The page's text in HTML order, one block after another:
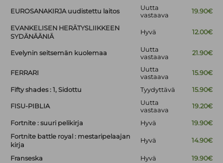
EUROSANAKIRJA uudistettu laitos
Uutta
vastaava
19.90€
EVANKELISEN HERÄTYSLIIKKEEN
SYDÄNÄÄNIÄ
Hyvä 12.00€
Evelynin seitsemän kuolemaa
Uutta
vastaava
21.90€
FERRARI
Uutta
vastaava
15.90€
Fifty shades : 1, Sidottu Tyydyttävä 15.90€
FISU-PIBLIA
Uutta
vastaava
19.20€
Fortnite : suuri pelikirja Hyvä
19.90€
Fortnite battle royal : mestaripelaajan
kirja
Hyvä 14.90€
Franseska Hyvä
19.90€